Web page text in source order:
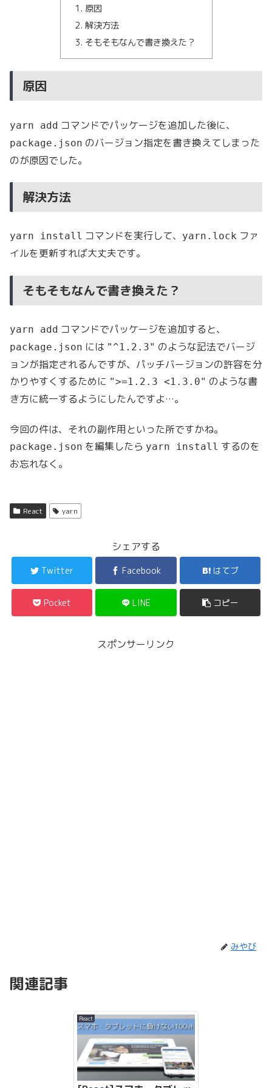
原因
解決方法
そもそもなんで書き換えた？
原因
yarn add コマンドでパッケージを追加した後に、
package.json のバージョン指定を書き換えてしまった
のが原因でした。
解決方法
yarn install コマンドを実行して、 yarn.lock ファ
イルを更新すれば大丈夫です。
そもそもなんで書き換えた？
yarn add コマンドでパッケージを追加すると、
package.json には "^1.2.3" のような記法でバージ
ョンが指定されるんですが、パッチバージョンの許容を分
かりやすくするために ">=1.2.3 <1.3.0" のような書
き方に統一するようにしたんですよ…。
今回の件は、それの副作用といった所ですかね。
package.json を編集したら yarn install するのを
お忘れなく。
React yarn
シェアする
Twitter Facebook はてブ
Pocket LINE コピー
スポンサーリンク
みやび
関連記事
React